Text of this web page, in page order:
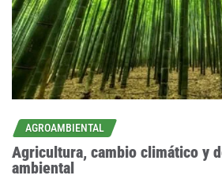
AGROAMBIENTAL
Agricultura, cambio climático y
ambiental